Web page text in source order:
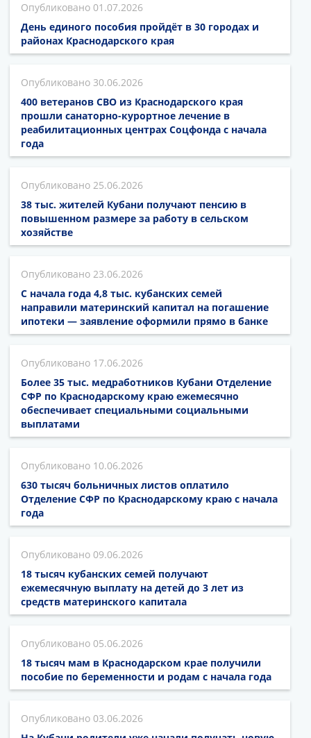
01.07.2026
День единого пособия пройдёт в 30 городах и
районах Краснодарского края
30.06.2026
400 ветеранов СВО из Краснодарского края
прошли санаторно-курортное лечение в
реабилитационных центрах Соцфонда с начала
года
25.06.2026
38 тыс. жителей Кубани получают пенсию в
повышенном размере за работу в сельском
хозяйстве
23.06.2026
С начала года 4,8 тыс. кубанских семей
направили материнский капитал на погашение
ипотеки — заявление оформили прямо в банке
17.06.2026
Более 35 тыс. медработников Кубани Отделение
СФР по Краснодарскому краю ежемесячно
обеспечивает специальными социальными
выплатами
10.06.2026
630 тысяч больничных листов оплатило
Отделение СФР по Краснодарскому краю с начала
года
09.06.2026
18 тысяч кубанских семей получают
ежемесячную выплату на детей до 3 лет из
средств материнского капитала
05.06.2026
18 тысяч мам в Краснодарском крае получили
пособие по беременности и родам с начала года
03.06.2026